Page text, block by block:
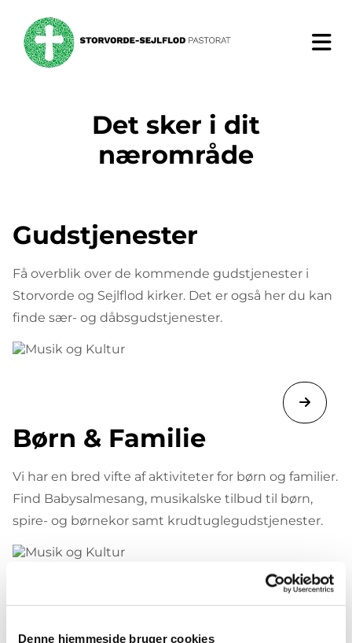
Denne hjemmeside bruger cookies
Det sker i dit
nærområde
Gudstjenester
Få overblik over de kommende gudstjenester i
Storvorde og Sejlflod kirker. Det er også her du kan
finde sær- og dåbsgudstjenester.
Børn & Familie
Vi har en bred vifte af aktiviteter for børn og familier.
Find Babysalmesang, musikalske tilbud til børn,
spire- og børnekor samt krudtuglegudstjenester.